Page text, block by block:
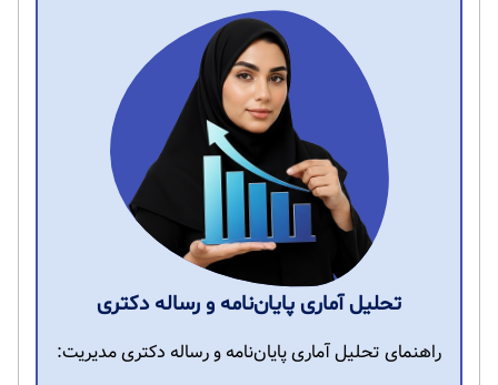
تحلیل آماری پایان‌نامه و رساله دکتری
راهنمای تحلیل آماری پایان‌نامه و رساله دکتری مدیریت: